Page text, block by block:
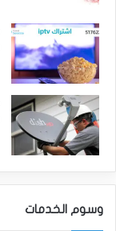
وسوم الخدمات